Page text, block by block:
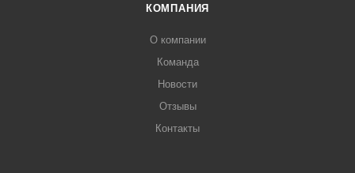
КОМПАНИЯ
О компании
Команда
Новости
Отзывы
Контакты